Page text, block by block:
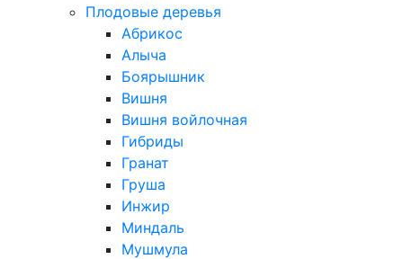
Плодовые деревья
Абрикос
Алыча
Боярышник
Вишня
Вишня войлочная
Гибриды
Гранат
Груша
Инжир
Миндаль
Мушмула